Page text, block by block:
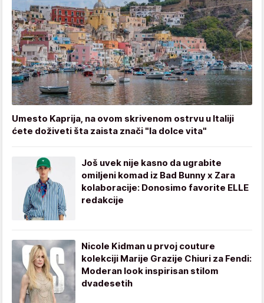
Umesto Kaprija, na ovom skrivenom ostrvu u Italiji
ćete doživeti šta zaista znači "la dolce vita"
Još uvek nije kasno da ugrabite
omiljeni komad iz Bad Bunny x Zara
kolaboracije: Donosimo favorite ELLE
redakcije
Nicole Kidman u prvoj couture
kolekciji Marije Grazije Chiuri za Fendi:
Moderan look inspirisan stilom
dvadesetih